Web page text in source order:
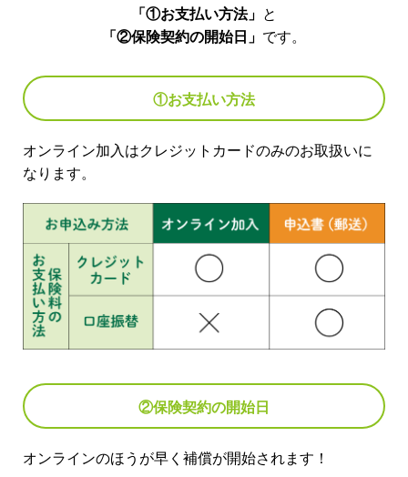
「①お支払い方法」 と
「②保険契約の開始日」 です。
①お支払い方法
オンライン加入はクレジットカードのみのお取扱いに
なります。
②保険契約の開始日
オンラインのほうが早く補償が開始されます！